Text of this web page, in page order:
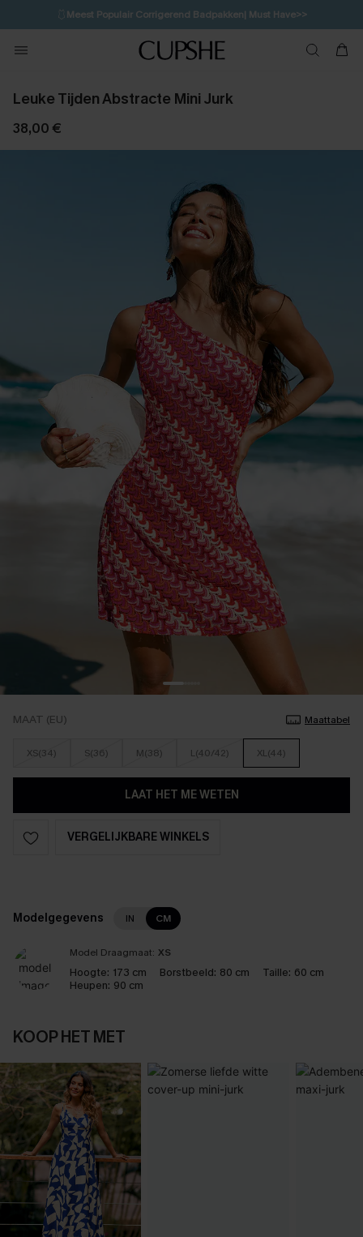
🩱Meest Populair Corrigerend Badpakken| Must Have>>
💌Abonneer je & ontvang tot 15% korting>>
Koop 3, krijg 15% korting | CODE: SW15 1D:13H:13M:20S
Leuke Tijden Abstracte Mini Jurk
38,00 €
MAAT (EU) Maattabel
XS(34) S(36) M(38) L(40/42) XL(44)
LAAT HET ME WETEN
VERGELIJKBARE WINKELS
Modelgegevens IN CM
Model Draagmaat: XS
Hoogte: 173 cm Borstbeeld: 80 cm Taille: 60 cm
Heupen: 90 cm
KOOP HET MET